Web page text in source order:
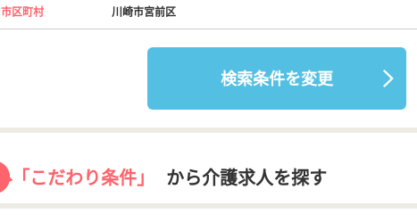
市区町村 川崎市宮前区
検索条件を変更
「こだわり条件」 から介護求人を探す